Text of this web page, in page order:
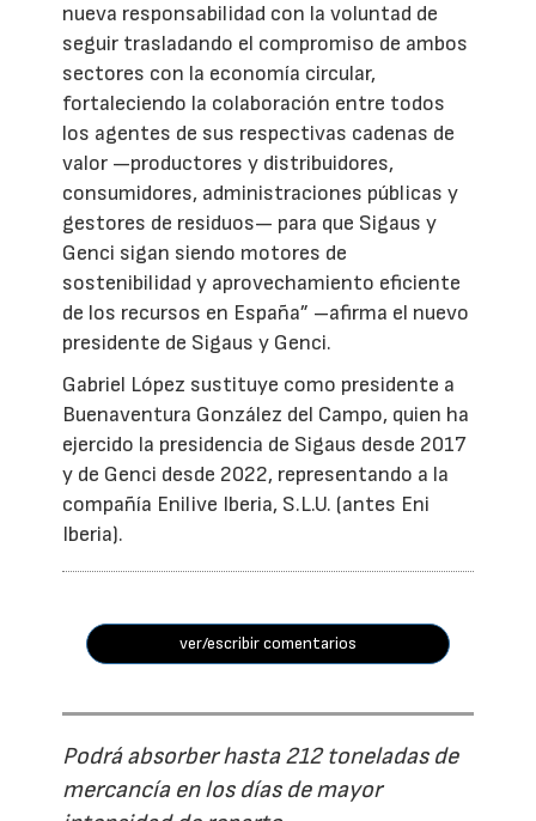
nueva responsabilidad con la voluntad de
seguir trasladando el compromiso de ambos
sectores con la economía circular,
fortaleciendo la colaboración entre todos
los agentes de sus respectivas cadenas de
valor —productores y distribuidores,
consumidores, administraciones públicas y
gestores de residuos— para que Sigaus y
Genci sigan siendo motores de
sostenibilidad y aprovechamiento eficiente
de los recursos en España” –afirma el nuevo
presidente de Sigaus y Genci.
Gabriel López sustituye como presidente a
Buenaventura González del Campo, quien ha
ejercido la presidencia de Sigaus desde 2017
y de Genci desde 2022, representando a la
compañía Enilive Iberia, S.L.U. (antes Eni
Iberia).
ver/escribir comentarios
Podrá absorber hasta 212 toneladas de
mercancía en los días de mayor